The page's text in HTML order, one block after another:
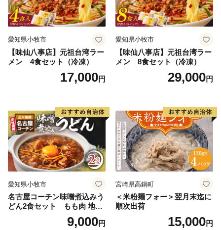
愛知県小牧市
【味仙八事店】元祖台湾ラー
メン 4食セット（冷凍）
17,000円
愛知県小牧市
【味仙八事店】元祖台湾ラー
メン 8食セット（冷凍）
29,000円
愛知県小牧市
名古屋コーチン味噌煮込みう
どん2食セット もも肉 地鶏
9,000円
宮崎県高鍋町
＜米粉麺フォー＞翌月末迄に
順次出荷
15,000円